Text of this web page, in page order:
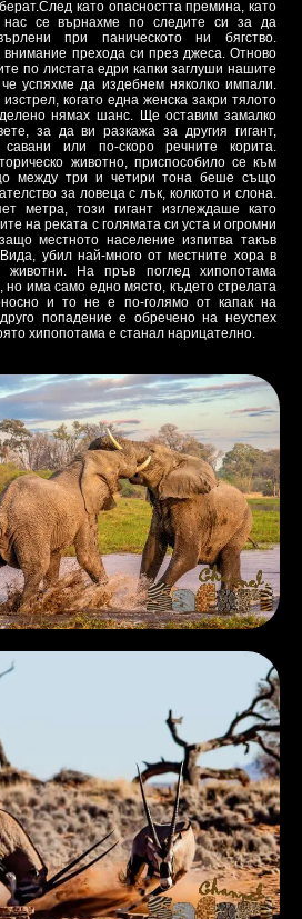
като опасността премина, като
нас се върнахме по следите си за да
при паническото ни бягство.
прехода си през джеса. Отново
по листата едри капки заглуши нашите
успяхме да издебнем няколко импали.
когато една женска закри тялото
нямах шанс. Ще оставим замалко
за да ви разкажа за другия гигант,
или по-скоро речните корита.
животно, приспособило се към
между три и четири тона беше също
за ловеца с лък, колкото и слона.
метра, този гигант изглеждаше като
на реката с голямата си уста и огромни
местното население изпитва такъв
убил най-много от местните хора в
животни. На пръв поглед хипопотама
има само едно място, където стрелата
и то не е по-голямо от капак на
попадение е обречено на неуспех
хипопотама е станал нарицателно.